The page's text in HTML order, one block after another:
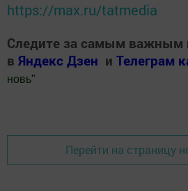
https://max.ru/tatmedia
Следите за самым важным
в Яндекс Дзен и Телеграм
новь"
Перейти на страницу